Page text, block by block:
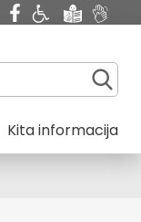
Kita informacija